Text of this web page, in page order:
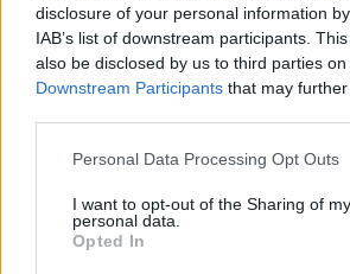
disclosure of your personal information
IAB’s list of downstream participants.
also be disclosed by us to third parties on
Downstream Participants that may
Personal Data Processing Opt Outs
I want to opt-out of the Sharing of my
personal data.
Opted In
κατάσταση θα μπορούσε να παραταθεί
Σύμφωνα με τοBloomberg, o Πάουελ
Πάουελ κατέχει θέση ως μέλος του
συμβουλίου της Fed, η οποία του